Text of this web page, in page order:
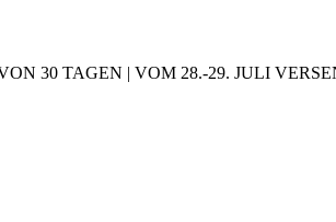
30 TAGEN | VOM 28.-29. JULI